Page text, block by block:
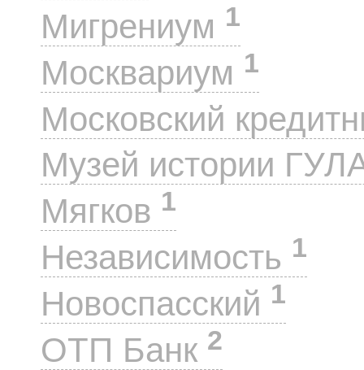
Мигрениум 1
Москвариум 1
Московский
Музей истории
Мягков 1
Независимость 1
Новоспасский 1
ОТП Банк 2